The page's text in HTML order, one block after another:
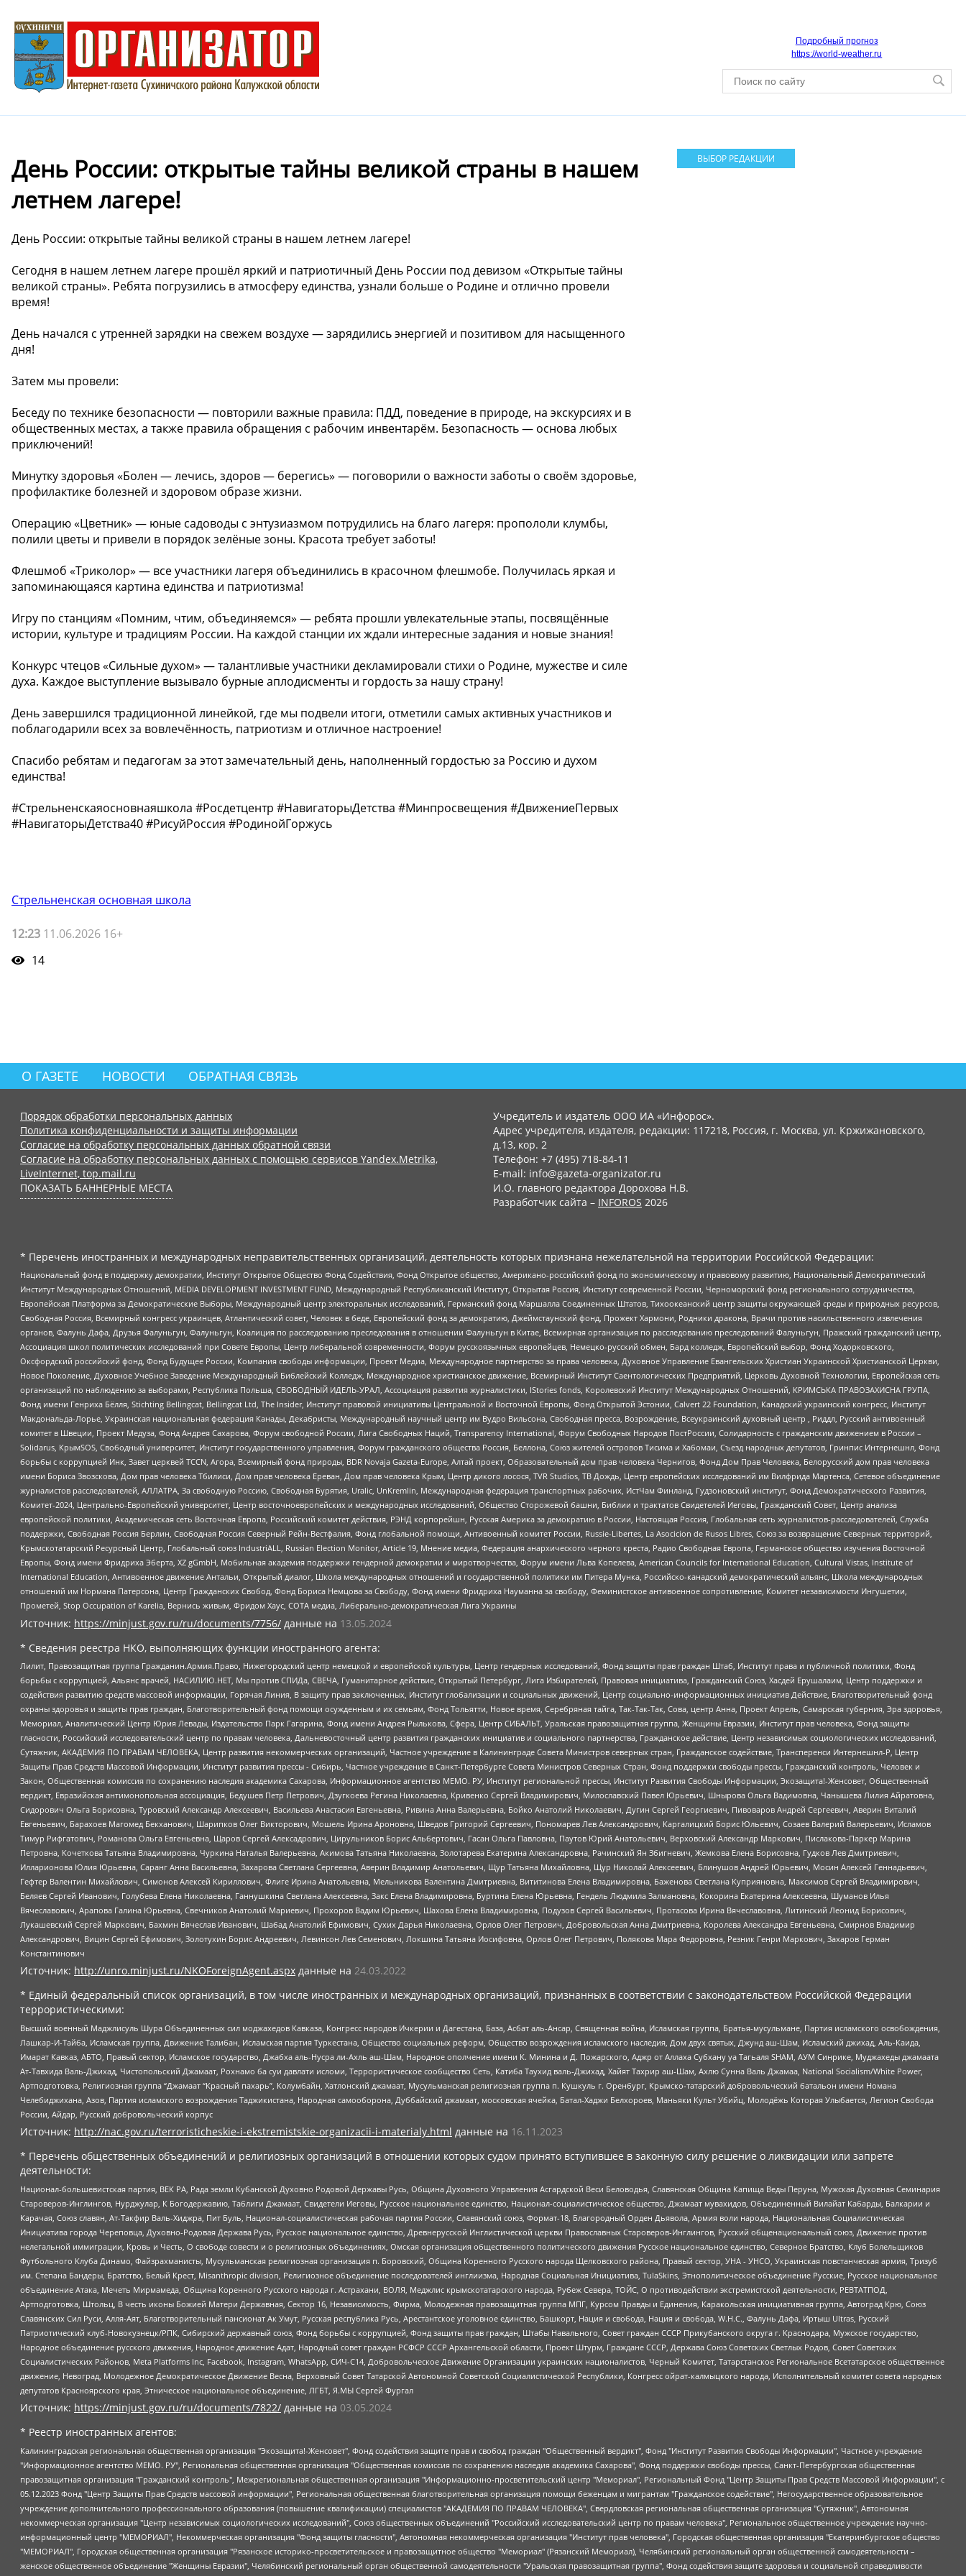
Подробный прогноз
https://world-weather.ru
День России: открытые тайны великой страны в нашем
летнем лагере!
День России: открытые тайны великой страны в нашем летнем лагере!
Сегодня в нашем летнем лагере прошёл яркий и патриотичный День России под девизом «Открытые тайны
великой страны». Ребята погрузились в атмосферу единства, узнали больше о Родине и отлично провели
время!
День начался с утренней зарядки на свежем воздухе — зарядились энергией и позитивом для насыщенного
дня! ‍
Затем мы провели:
Беседу по технике безопасности — повторили важные правила: ПДД, поведение в природе, на экскурсиях и в
общественных местах, а также правила обращения с рабочим инвентарём. Безопасность — основа любых
приключений!
Минутку здоровья «Болен — лечись, здоров — берегись» — поговорили о важности заботы о своём здоровье,
профилактике болезней и здоровом образе жизни.
Операцию «Цветник» — юные садоводы с энтузиазмом потрудились на благо лагеря: пропололи клумбы,
полили цветы и привели в порядок зелёные зоны. Красота требует заботы!
Флешмоб «Триколор» — все участники лагеря объединились в красочном флешмобе. Получилась яркая и
запоминающаяся картина единства и патриотизма!
Игру по станциям «Помним, чтим, объединяемся» — ребята прошли увлекательные этапы, посвящённые
истории, культуре и традициям России. На каждой станции их ждали интересные задания и новые знания!
Конкурс чтецов «Сильные духом» — талантливые участники декламировали стихи о Родине, мужестве и силе
духа. Каждое выступление вызывало бурные аплодисменты и гордость за нашу страну!
День завершился традиционной линейкой, где мы подвели итоги, отметили самых активных участников и
поблагодарили всех за вовлечённость, патриотизм и отличное настроение!
Спасибо ребятам и педагогам за этот замечательный день, наполненный гордостью за Россию и духом
единства!
#Стрельненскаяосновнаяшкола #Росдетцентр #НавигаторыДетства #Минпросвещения #ДвижениеПервых
#НавигаторыДетства40 #РисуйРоссия #РодинойГоржусь
Стрельненская основная школа
12:23 11.06.2026 16+
14
ВЫБОР РЕДАКЦИИ
О ГАЗЕТЕ НОВОСТИ ОБРАТНАЯ СВЯЗЬ
Порядок обработки персональных данных
Политика конфиденциальности и защиты информации
Согласие на обработку персональных данных обратной связи
Согласие на обработку персональных данных с помощью сервисов Yandex.Metrika,
LiveInternet, top.mail.ru
ПОКАЗАТЬ БАННЕРНЫЕ МЕСТА
Учредитель и издатель ООО ИА «Инфорос».
Адрес учредителя, издателя, редакции: 117218, Россия, г. Москва, ул. Кржижановского,
д.13, кор. 2
Телефон: +7 (495) 718-84-11
E-mail: info@gazeta-organizator.ru
И.О. главного редактора Дорохова Н.В.
Разработчик сайта – INFOROS 2026
* Перечень иностранных и международных неправительственных организаций, деятельность которых признана нежелательной на территории Российской Федерации:
Национальный фонд в поддержку демократии, Институт Открытое Общество Фонд Содействия, Фонд Открытое общество, Американо-российский фонд по экономическому и правовому развитию, Национальный Демократический
Институт Международных Отношений, MEDIA DEVELOPMENT INVESTMENT FUND, Международный Республиканский Институт, Открытая Россия, Институт современной России, Черноморский фонд регионального сотрудничества,
Европейская Платформа за Демократические Выборы, Международный центр электоральных исследований, Германский фонд Маршалла Соединенных Штатов, Тихоокеанский центр защиты окружающей среды и природных ресурсов,
Свободная Россия, Всемирный конгресс украинцев, Атлантический совет, Человек в беде, Европейский фонд за демократию, Джеймстаунский фонд, Прожект Хармони, Родники дракона, Врачи против насильственного извлечения
органов, Фалунь Дафа, Друзья Фалуньгун, Фалуньгун, Коалиция по расследованию преследования в отношении Фалуньгун в Китае, Всемирная организация по расследованию преследований Фалуньгун, Пражский гражданский центр,
Ассоциация школ политических исследований при Совете Европы, Центр либеральной современности, Форум русскоязычных европейцев, Немецко-русский обмен, Бард колледж, Европейский выбор, Фонд Ходорковского,
Оксфордский российский фонд, Фонд Будущее России, Компания свободы информации, Проект Медиа, Международное партнерство за права человека, Духовное Управление Евангельских Христиан Украинской Христианской Церкви,
Новое Поколение, Духовное Учебное Заведение Международный Библейский Колледж, Международное христианское движение, Всемирный Институт Саентологических Предприятий, Церковь Духовной Технологии, Европейская сеть
организаций по наблюдению за выборами, Республика Польша, СВОБОДНЫЙ ИДЕЛЬ-УРАЛ, Ассоциация развития журналистики, IStories fonds, Королевский Институт Международных Отношений, КРИМСЬКА ПРАВОЗАХИСНА ГРУПА,
Фонд имени Генриха Бёлля, Stichting Bellingcat, Bellingcat Ltd, The Insider, Институт правовой инициативы Центральной и Восточной Европы, Фонд Открытой Эстонии, Calvert 22 Foundation, Канадский украинский конгресс, Институт
Макдональда-Лорье, Украинская национальная федерация Канады, Декабристы, Международный научный центр им Вудро Вильсона, Свободная пресса, Возрождение, Всеукраинский духовный центр , Риддл, Русский антивоенный
комитет в Швеции, Проект Медуза, Фонд Андрея Сахарова, Форум свободной России, Лига Свободных Наций, Transparеncy International, Форум Свободных Народов ПостРоссии, Солидарность с гражданским движением в России –
Solidarus, КрымSOS, Свободный университет, Институт государственного управления, Форум гражданского общества Россия, Беллона, Союз жителей островов Тисима и Хабомаи, Съезд народных депутатов, Гринпис Интернешнл, Фонд
борьбы с коррупцией Инк, Завет церквей TCCN, Агора, Всемирный фонд природы, BDR Novaja Gazeta-Europe, Алтай проект, Образовательный дом прав человека Чернигов, Фонд Дом Прав Человека, Белорусский дом прав человека
имени Бориса Звозскова, Дом прав человека Тбилиси, Дом прав человека Ереван, Дом прав человека Крым, Центр дикого лосося, TVR Studios, ТВ Дождь, Центр европейских исследований им Вилфрида Мартенса, Сетевое объединение
журналистов расследователей, АЛЛАТРА, За свободную Россию, Свободная Бурятия, Uralic, UnKremlin, Международная федерация транспортных рабочих, ИстЧам Финланд, Гудзоновский институт, Фонд Демократического Развития,
Комитет-2024, Центрально-Европейский университет, Центр восточноевропейских и международных исследований, Общество Сторожевой башни, Библии и трактатов Свидетелей Иеговы, Гражданский Совет, Центр анализа
европейской политики, Академическая сеть Восточная Европа, Российский комитет действия, РЭНД корпорейшн, Русская Америка за демократию в России, Настоящая Россия, Глобальная сеть журналистов-расследователей, Служба
поддержки, Свободная Россия Берлин, Свободная Россия Северный Рейн-Вестфалия, Фонд глобальной помощи, Антивоенный комитет России, Russie-Libertes, La Asocicion de Rusos Libres, Союз за возвращение Северных территорий,
Крымскотатарский Ресурсный Центр, Глобальный союз IndustriALL, Russian Election Monitor, Article 19, Мнение медиа, Федерация анархического черного креста, Радио Свободная Европа, Германское общество изучения Восточной
Европы, Фонд имени Фридриха Эберта, XZ gGmbH, Мобильная академия поддержки гендерной демократии и миротворчества, Форум имени Льва Копелева, American Councils for International Education, Cultural Vistas, Institute of
International Education, Антивоенное движение Антальи, Открытый диалог, Школа международных отношений и государственной политики им Питера Мунка, Российско-канадский демократический альянс, Школа международных
отношений им Нормана Патерсона, Центр Гражданских Свобод, Фонд Бориса Немцова за Свободу, Фонд имени Фридриха Науманна за свободу, Феминистское антивоенное сопротивление, Комитет независимости Ингушетии,
Прометей, Stop Occupation of Karelia, Вернись живым, Фридом Хаус, СОТА медиа, Либерально-демократическая Лига Украины
Источник: https://minjust.gov.ru/ru/documents/7756/ данные на 13.05.2024
* Сведения реестра НКО, выполняющих функции иностранного агента:
Лилит, Правозащитная группа Гражданин.Армия.Право, Нижегородский центр немецкой и европейской культуры, Центр гендерных исследований, Фонд защиты прав граждан Штаб, Институт права и публичной политики, Фонд
борьбы с коррупцией, Альянс врачей, НАСИЛИЮ.НЕТ, Мы против СПИДа, СВЕЧА, Гуманитарное действие, Открытый Петербург, Лига Избирателей, Правовая инициатива, Гражданский Союз, Хасдей Ерушалаим, Центр поддержки и
содействия развитию средств массовой информации, Горячая Линия, В защиту прав заключенных, Институт глобализации и социальных движений, Центр социально-информационных инициатив Действие, Благотворительный фонд
охраны здоровья и защиты прав граждан, Благотворительный фонд помощи осужденным и их семьям, Фонд Тольятти, Новое время, Серебряная тайга, Так-Так-Так, Сова, центр Анна, Проект Апрель, Самарская губерния, Эра здоровья,
Мемориал, Аналитический Центр Юрия Левады, Издательство Парк Гагарина, Фонд имени Андрея Рылькова, Сфера, Центр СИБАЛЬТ, Уральская правозащитная группа, Женщины Евразии, Институт прав человека, Фонд защиты
гласности, Российский исследовательский центр по правам человека, Дальневосточный центр развития гражданских инициатив и социального партнерства, Гражданское действие, Центр независимых социологических исследований,
Сутяжник, АКАДЕМИЯ ПО ПРАВАМ ЧЕЛОВЕКА, Центр развития некоммерческих организаций, Частное учреждение в Калининграде Совета Министров северных стран, Гражданское содействие, Трансперенси Интернешнл-Р, Центр
Защиты Прав Средств Массовой Информации, Институт развития прессы - Сибирь, Частное учреждение в Санкт-Петербурге Совета Министров Северных Стран, Фонд поддержки свободы прессы, Гражданский контроль, Человек и
Закон, Общественная комиссия по сохранению наследия академика Сахарова, Информационное агентство МЕМО. РУ, Институт региональной прессы, Институт Развития Свободы Информации, Экозащита!-Женсовет, Общественный
вердикт, Евразийская антимонопольная ассоциация, Бедушев Петр Петрович, Дзугкоева Регина Николаевна, Кривенко Сергей Владимирович, Милославский Павел Юрьевич, Шнырова Ольга Вадимовна, Чанышева Лилия Айратовна,
Сидорович Ольга Борисовна, Туровский Александр Алексеевич, Васильева Анастасия Евгеньевна, Ривина Анна Валерьевна, Бойко Анатолий Николаевич, Дугин Сергей Георгиевич, Пивоваров Андрей Сергеевич, Аверин Виталий
Евгеньевич, Барахоев Магомед Бекханович, Шарипков Олег Викторович, Мошель Ирина Ароновна, Шведов Григорий Сергеевич, Пономарев Лев Александрович, Каргалицкий Борис Юльевич, Созаев Валерий Валерьевич, Исламов
Тимур Рифгатович, Романова Ольга Евгеньевна, Щаров Сергей Алексадрович, Цирульников Борис Альбертович, Гасан Ольга Павловна, Паутов Юрий Анатольевич, Верховский Александр Маркович, Пислакова-Паркер Марина
Петровна, Кочеткова Татьяна Владимировна, Чуркина Наталья Валерьевна, Акимова Татьяна Николаевна, Золотарева Екатерина Александровна, Рачинский Ян Збигневич, Жемкова Елена Борисовна, Гудков Лев Дмитриевич,
Илларионова Юлия Юрьевна, Саранг Анна Васильевна, Захарова Светлана Сергеевна, Аверин Владимир Анатольевич, Щур Татьяна Михайловна, Щур Николай Алексеевич, Блинушов Андрей Юрьевич, Мосин Алексей Геннадьевич,
Гефтер Валентин Михайлович, Симонов Алексей Кириллович, Флиге Ирина Анатольевна, Мельникова Валентина Дмитриевна, Вититинова Елена Владимировна, Баженова Светлана Куприяновна, Максимов Сергей Владимирович,
Беляев Сергей Иванович, Голубева Елена Николаевна, Ганнушкина Светлана Алексеевна, Закс Елена Владимировна, Буртина Елена Юрьевна, Гендель Людмила Залмановна, Кокорина Екатерина Алексеевна, Шуманов Илья
Вячеславович, Арапова Галина Юрьевна, Свечников Анатолий Мариевич, Прохоров Вадим Юрьевич, Шахова Елена Владимировна, Подузов Сергей Васильевич, Протасова Ирина Вячеславовна, Литинский Леонид Борисович,
Лукашевский Сергей Маркович, Бахмин Вячеслав Иванович, Шабад Анатолий Ефимович, Сухих Дарья Николаевна, Орлов Олег Петрович, Добровольская Анна Дмитриевна, Королева Александра Евгеньевна, Смирнов Владимир
Александрович, Вицин Сергей Ефимович, Золотухин Борис Андреевич, Левинсон Лев Семенович, Локшина Татьяна Иосифовна, Орлов Олег Петрович, Полякова Мара Федоровна, Резник Генри Маркович, Захаров Герман
Константинович
Источник: http://unro.minjust.ru/NKOForeignAgent.aspx данные на 24.03.2022
* Единый федеральный список организаций, в том числе иностранных и международных организаций, признанных в соответствии с законодательством Российской Федерации
террористическими:
Высший военный Маджлисуль Шура Объединенных сил моджахедов Кавказа, Конгресс народов Ичкерии и Дагестана, База, Асбат аль-Ансар, Священная война, Исламская группа, Братья-мусульмане, Партия исламского освобождения,
Лашкар-И-Тайба, Исламская группа, Движение Талибан, Исламская партия Туркестана, Общество социальных реформ, Общество возрождения исламского наследия, Дом двух святых, Джунд аш-Шам, Исламский джихад, Аль-Каида,
Имарат Кавказ, АБТО, Правый сектор, Исламское государство, Джабха аль-Нусра ли-Ахль аш-Шам, Народное ополчение имени К. Минина и Д. Пожарского, Аджр от Аллаха Субхану уа Тагьаля SHAM, АУМ Синрике, Муджахеды джамаата
Ат-Тавхида Валь-Джихад, Чистопольский Джамаат, Рохнамо ба суи давлати исломи, Террористическое сообщество Сеть, Катиба Таухид валь-Джихад, Хайят Тахрир аш-Шам, Ахлю Сунна Валь Джамаа, National Socialism/White Power,
Артподготовка, Религиозная группа “Джамаат “Красный пахарь”, Колумбайн, Хатлонский джамаат, Мусульманская религиозная группа п. Кушкуль г. Оренбург, Крымско-татарский добровольческий батальон имени Номана
Челебиджихана, Азов, Партия исламского возрождения Таджикистана, Народная самооборона, Дуббайский джамаат, московская ячейка, Батал-Хаджи Белхороев, Маньяки Культ Убийц, Молодёжь Которая Улыбается, Легион Свобода
России, Айдар, Русский добровольческий корпус
Источник: http://nac.gov.ru/terroristicheskie-i-ekstremistskie-organizacii-i-materialy.html данные на 16.11.2023
* Перечень общественных объединений и религиозных организаций в отношении которых судом принято вступившее в законную силу решение о ликвидации или запрете
деятельности:
Национал-большевистская партия, ВЕК РА, Рада земли Кубанской Духовно Родовой Державы Русь, Община Духовного Управления Асгардской Веси Беловодья, Славянская Община Капища Веды Перуна, Мужская Духовная Семинария
Староверов-Инглингов, Нурджулар, К Богодержавию, Таблиги Джамаат, Свидетели Иеговы, Русское национальное единство, Национал-социалистическое общество, Джамаат мувахидов, Объединенный Вилайат Кабарды, Балкарии и
Карачая, Союз славян, Ат-Такфир Валь-Хиджра, Пит Буль, Национал-социалистическая рабочая партия России, Славянский союз, Формат-18, Благородный Орден Дьявола, Армия воли народа, Национальная Социалистическая
Инициатива города Череповца, Духовно-Родовая Держава Русь, Русское национальное единство, Древнерусской Инглистической церкви Православных Староверов-Инглингов, Русский общенациональный союз, Движение против
нелегальной иммиграции, Кровь и Честь, О свободе совести и о религиозных объединениях, Омская организация общественного политического движения Русское национальное единство, Северное Братство, Клуб Болельщиков
Футбольного Клуба Динамо, Файзрахманисты, Мусульманская религиозная организация п. Боровский, Община Коренного Русского народа Щелковского района, Правый сектор, УНА - УНСО, Украинская повстанческая армия, Тризуб
им. Степана Бандеры, Братство, Белый Крест, Misanthropic division, Религиозное объединение последователей инглиизма, Народная Социальная Инициатива, TulaSkins, Этнополитическое объединение Русские, Русское национальное
объединение Атака, Мечеть Мирмамеда, Община Коренного Русского народа г. Астрахани, ВОЛЯ, Меджлис крымскотатарского народа, Рубеж Севера, ТОЙС, О противодействии экстремистской деятельности, РЕВТАТПОД,
Артподготовка, Штольц, В честь иконы Божией Матери Державная, Сектор 16, Независимость, Фирма, Молодежная правозащитная группа МПГ, Курсом Правды и Единения, Каракольская инициативная группа, Автоград Крю, Союз
Славянских Сил Руси, Алля-Аят, Благотворительный пансионат Ак Умут, Русская республика Русь, Арестантское уголовное единство, Башкорт, Нация и свобода, Нация и свобода, W.H.С., Фалунь Дафа, Иртыш Ultras, Русский
Патриотический клуб-Новокузнецк/РПК, Сибирский державный союз, Фонд борьбы с коррупцией, Фонд защиты прав граждан, Штабы Навального, Совет граждан СССР Прикубанского округа г. Краснодара, Мужское государство,
Народное объединение русского движения, Народное движение Адат, Народный совет граждан РСФСР СССР Архангельской области, Проект Штурм, Граждане СССР, Держава Союз Советских Светлых Родов, Совет Советских
Социалистических Районов, Meta Platforms Inc, Facebook, Instagram, WhatsApp, СИЧ-С14, Добровольческое Движение Организации украинских националистов, Черный Комитет, Татарстанское Региональное Всетатарское общественное
движение, Невоград, Молодежное Демократическое Движение Весна, Верховный Совет Татарской Автономной Советской Социалистической Республики, Конгресс ойрат-калмыцкого народа, Исполнительный комитет совета народных
депутатов Красноярского края, Этническое национальное объединение, ЛГБТ, Я.МЫ Сергей Фургал
Источник: https://minjust.gov.ru/ru/documents/7822/ данные на 03.05.2024
* Реестр иностранных агентов:
Калининградская региональная общественная организация "Экозащита!-Женсовет", Фонд содействия защите прав и свобод граждан "Общественный вердикт", Фонд "Институт Развития Свободы Информации", Частное учреждение "Информационное агентство МЕМО. РУ", Региональная общественная организация "Общественная комиссия по сохранению наследия академика Сахарова", Фонд поддержки свободы прессы, Санкт-Петербургская общественная правозащитная организация "Гражданский контроль", Межрегиональная общественная организация "Информационно-просветительский центр "Мемориал", Региональный Фонд "Центр Защиты Прав Средств Массовой Информации", с 05.12.2023 Фонд "Центр Защиты Прав Средств массовой информации", Региональная общественная благотворительная организация помощи беженцам и мигрантам "Гражданское содействие", Негосударственное образовательное учреждение дополнительного профессионального образования (повышение квалификации) специалистов "АКАДЕМИЯ ПО ПРАВАМ ЧЕЛОВЕКА", Свердловская региональная общественная организация "Сутяжник", Автономная некоммерческая организация "Центр независимых социологических исследований", Союз общественных объединений "Российский исследовательский центр по правам человека", Региональное общественное учреждение научно-информационный центр "МЕМОРИАЛ", Некоммерческая организация "Фонд защиты гласности", Автономная некоммерческая организация "Институт прав человека", Городская общественная организация "Екатеринбургское общество "МЕМОРИАЛ", Городская общественная организация "Рязанское историко-просветительское и правозащитное общество "Мемориал" (Рязанский Мемориал), Челябинский региональный орган общественной самодеятельности – женское общественное объединение "Женщины Евразии", Челябинский региональный орган общественной самодеятельности "Уральская правозащитная группа", Фонд содействия защите здоровья и социальной справедливости имени Андрея Рылькова, Автономная Некоммерческая Организация "Аналитический Центр Юрия Левады", Автономная некоммерческая организация социальной поддержки населения "Проект Апрель", Региональная общественная организация помощи женщинам и детям, находящимся в кризисной ситуации "Информационно-методический центр "Анна", Фонд содействия развитию массовых коммуникаций и правовому просвещению "Так-так-Так", Фонд содействия устойчивому развитию "Серебряная тайга", Свердловский региональный общественный фонд социальных проектов "Новое время", "Idel.Реалии", Кавказ.Реалии, Крым.Реалии, Телеканал Настоящее Время, Татаро-башкирская служба Радио Свобода (Azatliq Radiosi), Радио Свободная Европа/Радио Свобода (PCE/PC), "Сибирь.Реалии", "Фактограф", Благотворительный фонд помощи осужденным и их семьям, Автономная некоммерческая организация "Институт глобализации и социальных движений", Фонд "В защиту прав заключенных", Частное учреждение "Центр поддержки и содействия развитию средств массовой информации", Пензенский региональный общественный благотворительный фонд "Гражданский союз", "Север.Реалии", Некоммерческая организация Фонд "Правовая инициатива", Общество с ограниченной ответственностью "Радио Свободная Европа/Радио Свобода", Чешское информационное агентство "MEDIUM-ORIENT", Красноярская региональная общественная организация "Мы против СПИДа", Камалягин Денис Николаевич, Маркелов Сергей Евгеньевич, Пономарев Лев Александрович, Савицкая Людмила Алексеевна, Автономная некоммерческая организация "Центр по работе с проблемой насилия "НАСИЛИЮ.НЕТ", Межрегиональный профессиональный союз работников здравоохранения "Альянс врачей", Юридическое лицо, зарегистрированное в Латвийской Республике, SIA "Medusa Project" (регистрационный номер 40103797863, дата регистрации 10.06.2014), Некоммерческая организация "Фонд по борьбе с коррупцией", Автономная некоммерческая организация "Институт права и публичной политики", Баданин Роман Сергеевич, Гликин Максим Александрович, Железнова Мария Михайловна, Лукьянова Юлия Сергеевна, Маетная Елизавета Витальевна, Маняхин Петр Борисович, Чуракова Ольга Владимировна, Ярош Юлия Петровна, Юридическое лицо "The Insider SIA", зарегистрированное в Риге, Латвийская Республика (дата регистрации 26.06.2015), являющееся администратором доменного имени интернет-издания "The Insider SIA", https://theins.ru, Постернак Алексей Евгеньевич, Рубин Михаил Аркадьевич, Анин Роман Александрович, Юридическое лицо Istories fonds, зарегистрированное в Латвийской Республике (регистрационный номер 50008295751, дата регистрации 24.02.2020), Великовский Дмитрий Александрович, Долинина Ирина Николаевна, Мароховская Алеся Алексеевна, Шлейнов Роман Юрьевич, Шмагун Олеся Валентиновна, Общество с ограниченной ответственностью "Альтаир 2021", Общество с ограниченной ответственностью "Вега 2021", Общество с ограниченной ответственностью "Главный редактор 2021", Общество с ограниченной ответственностью "Ромашки монолит", Важенков Артем Валерьевич, Ивановская областная общественная организация "Центр гендерных исследований", Гурман Юрий Альбертович, Медиапроект "ОВД-Инфо", Егоров Владимир Владимирович, Жилинский Владимир Александрович, Общество с ограниченной ответственностью "ЗП", Иванова София Юрьевна, Карезина Инна Павловна, Кильтау Екатерина Викторовна, Петров Алексей Викторович, Пискунов Сергей Евгеньевич, Смирнов Сергей Сергеевич, Тихонов Михаил Сергеевич, Общество с ограниченной ответственностью "ЖУРНАЛИСТ-ИНОСТРАННЫЙ АГЕНТ", Арапова Галина Юрьевна, Вольтская Татьяна Анатольевна, Американская компания "Mason G.E.S. Anonymous Foundation" (США), являющаяся владельцем интернет-издания https://mnews.world/, Компания "Stichting Bellingcat", зарегистрированная в Нидерландах (дата регистрации 11.07.2018), Захаров Андрей Вячеславович, Клепиковская Екатерина Дмитриевна, Общество с ограниченной ответственностью "МЕМО", Перл Роман Александрович, Симонов Евгений Алексеевич, Соловьева Елена Анатольевна, Сотников Даниил Владимирович, Сурначева Елизавета Дмитриевна, Автономная некоммерческая организация по защите прав человека и информированию населения "Якутия – Наше Мнение", Общество с ограниченной ответственностью "Москоу диджитал медиа", с 26.01.2023 Общество с ограниченной ответственностью "Чайка Белые сады", Ветошкина Валерия Валерьевна, Заговора Максим Александрович, Межрегиональное общественное движение "Российская ЛГБТ - сеть", Оленичев Максим Владимирович, Павлов Иван Юрьевич, Скворцова Елена Сергеевна, Общество с ограниченной ответственностью "Как бы инагент", Кочетков Игорь Викторович, Общество с ограниченной ответственностью "Честные выборы", Еланчик Олег Александрович, Общество с ограниченной ответственностью "Нобелевский призыв", Гималова Регина Эмилевна, Григорьев Андрей Валерьевич, Григорьева Алина Александровна, Ассоциация по содействию защите прав призывников, альтернативнослужащих и военнослужащих "Правозащитная группа "Гражданин.Армия.Право", Хисамова Регина Фаритовна, Автономная некоммерческая организация по реализации социально-правовых программ "Лилит", Дальневосточное общественное движение "Маяк", Санкт-Петербургская ЛГБТ-инициативная группа "Выход", Инициативная группа ЛГБТ+ "Реверс", Алексеев Андрей Викторович, Бекбулатова Таисия Львовна, Беляев Иван Михайлович, Владыкина Елена Сергеевна, Гельман Марат Александрович, Никульшина Вероника Юрьевна, Толоконникова Надежда Андреевна, Шендерович Виктор Анатольевич, Общество с ограниченной ответственностью "Данное сообщение", Общество с ограниченной ответственностью Издательский дом "Новая глава", Айнбиндер Александра Александровна, Московский комьюнити-центр для ЛГБТ+инициатив, Благотворительный фонд развития филантропии, Deutsche Welle (Германия, Kurt-Schumacher-Strasse 3, 53113 Bonn), Борзунова Мария Михайловна, Воробьев Виктор Викторович, Голубева Анна Львовна, Константинова Алла Михайловна, Малкова Ирина Владимировна, Мурадов Мурад Абдулгалимович, Осетинская Елизавета Николаевна, Понасенков Евгений Николаевич, Ганапольский Матвей Юрьевич, Киселев Евгений Алексеевич, Борухович Ирина Григорьевна, Дремин Иван Тимофеевич, Дубровский Дмитрий Викторович, Красноярская региональная общественная организация поддержки и развития альтернативных образовательных технологий и межкультурных коммуникаций "ИНТЕРРА", Маяковская Екатерина Алексеевна, Фейгин Марк Захарович, Филимонов Андрей Викторович, Дзугкоева Регина Николаевна, Доброхотов Роман Александрович, Дудь Юрий Александрович, Елкин Сергей Владимирович, Кругликов Кирилл Игоревич, Сабунаева Мария Леонидовна, Семенов Алексей Владимирович, Шаинян Карен Багратович, Шульман Екатерина Михайловна, Асафьев Артур Валерьевич, Вахштайн Виктор Семенович, Венедиктов Алексей Алексеевич, Лушникова Екатерина Евгеньевна, Волков Леонид Михайлович, Невзоров Александр Глебович, Пархоменко Сергей Борисович, Сироткин Ярослав Николаевич, Кара-Мурза Владимир Владимирович, Баранова Наталья Владимировна, Гозман Леонид Яковлевич, Кагарлицкий Борис Юльевич, Климарев Михаил Валерьевич, Милов Владимир Станиславович, Автономная некоммерческая организация Краснодарский центр современного искусства "Типография", Моргенштерн Алишер Тагирович, Соболь Любовь Эдуардовна, Общество с ограниченной ответственностью "ЛИЗА НОРМ", Каспаров Гарри Кимович, Ходорковский Михаил Борисович, Общество с ограниченной ответственностью "Апрельские тезисы", Данилович Ирина Брониславовна, Кашин Олег Владимирович, Петров Николай Владимирович, Пивоваров Алексей Владимирович, Соколов Михаил Владимирович, Цветкова Юлия Владимировна, Чичваркин Евгений Александрович, Комитет против пыток/Команда против пыток, Общество с ограниченной ответственностью "Первый научный", Общество с ограниченной ответственностью "Вертолет и ко", Белоцерковская Вероника Борисовна, Кац Максим Евгеньевич, Лазарева Татьяна Юрьевна, Шаведдинов Руслан Табризович, Яшин Илья Валерьевич, Общество с ограниченной ответственностью "Иноагент ААВ", Алешковский Дмитрий Петрович, Альбац Евгения Марковна, Быков Дмитрий Львович, Галямина Юлия Евгеньевна, Лойко Сергей Леонидович, Мартынов Кирилл Константинович, Медведев Сергей Александрович, Крашенинников Федор Геннадиевич, Гордеева Катерина Вл